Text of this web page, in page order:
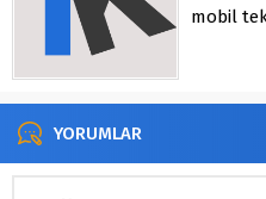
mobil
YORUMLAR